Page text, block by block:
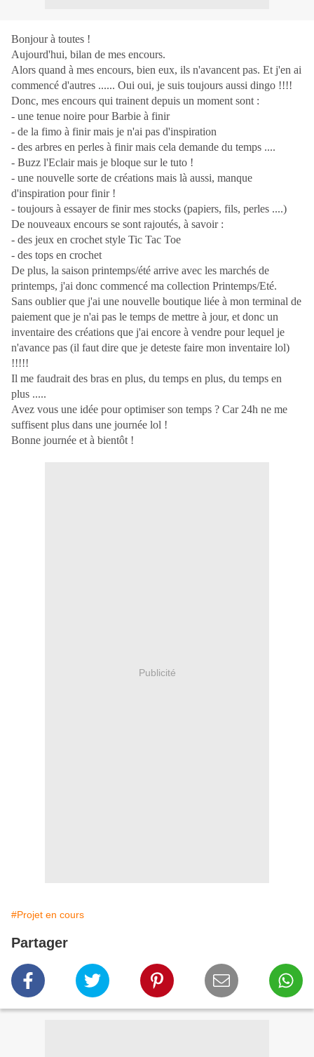
Bonjour à toutes !
Aujourd'hui, bilan de mes encours.
Alors quand à mes encours, bien eux, ils n'avancent pas. Et j'en ai
commencé d'autres ...... Oui oui, je suis toujours aussi dingo !!!!
Donc, mes encours qui trainent depuis un moment sont :
- une tenue noire pour Barbie à finir
- de la fimo à finir mais je n'ai pas d'inspiration
- des arbres en perles à finir mais cela demande du temps ....
- Buzz l'Eclair mais je bloque sur le tuto !
- une nouvelle sorte de créations mais là aussi, manque
d'inspiration pour finir !
- toujours à essayer de finir mes stocks (papiers, fils, perles ....)
De nouveaux encours se sont rajoutés, à savoir :
- des jeux en crochet style Tic Tac Toe
- des tops en crochet
De plus, la saison printemps/été arrive avec les marchés de
printemps, j'ai donc commencé ma collection Printemps/Eté.
Sans oublier que j'ai une nouvelle boutique liée à mon terminal de
paiement que je n'ai pas le temps de mettre à jour, et donc un
inventaire des créations que j'ai encore à vendre pour lequel je
n'avance pas (il faut dire que je deteste faire mon inventaire lol)
!!!!!
Il me faudrait des bras en plus, du temps en plus, du temps en
plus .....
Avez vous une idée pour optimiser son temps ? Car 24h ne me
suffisent plus dans une journée lol !
Bonne journée et à bientôt !
Publicité
#Projet en cours
Partager